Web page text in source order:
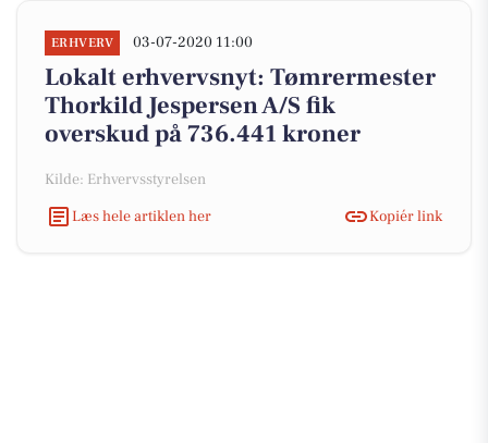
ERHVERV 03-07-2020 11:00
Lokalt erhvervsnyt: Tømrermester
Thorkild Jespersen A/S fik
overskud på 736.441 kroner
Kilde: Erhvervsstyrelsen
Læs hele artiklen her
Kopiér link